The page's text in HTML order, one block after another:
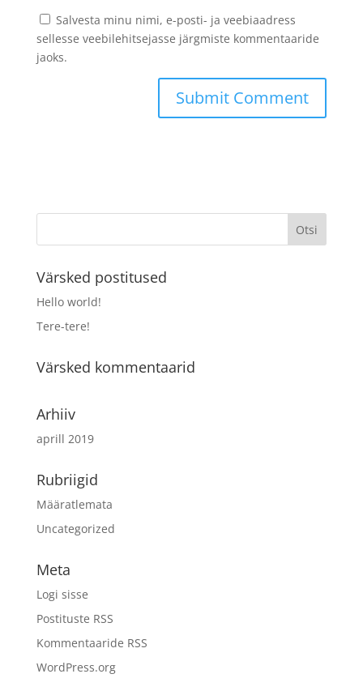
Salvesta minu nimi, e-posti- ja veebiaadress
sellesse veebilehitsejasse järgmiste kommentaaride
jaoks.
Värsked postitused
Hello world!
Tere-tere!
Värsked kommentaarid
Arhiiv
aprill 2019
Rubriigid
Määratlemata
Uncategorized
Meta
Logi sisse
Postituste RSS
Kommentaaride RSS
WordPress.org